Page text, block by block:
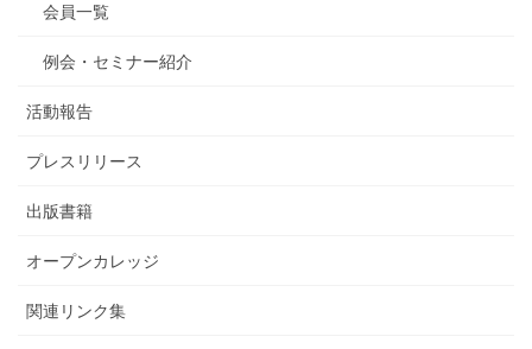
会員一覧
例会・セミナー紹介
活動報告
プレスリリース
出版書籍
オープンカレッジ
関連リンク集